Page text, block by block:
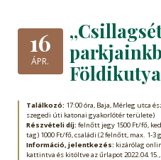
16
ÁPR.
Találkozó: 17:00 óra, Baja, Mérleg utca
szegedi úti katonai gyakorlótér területe)
Részvételi díj: felnőtt jegy 1500 Ft/fő,
tag) 1000 Ft/fő, családi (2 felnőtt, max. 1-3
Információ, jelentkezés: kizárólag
kattintva és kitöltve az űrlapot